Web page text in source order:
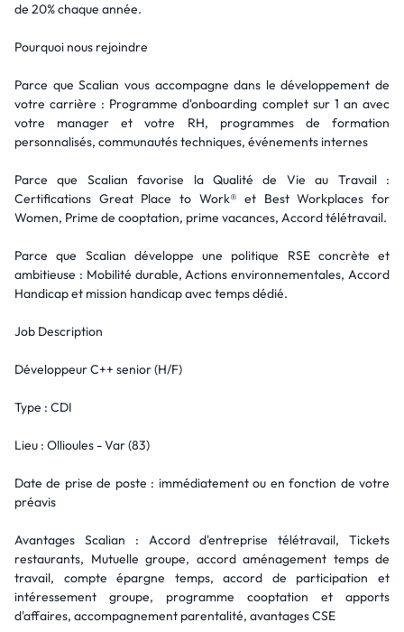
de 20% chaque année.
Pourquoi nous rejoindre
Parce que Scalian vous accompagne dans le développement de
votre carrière : Programme d'onboarding complet sur 1 an avec
votre manager et votre RH, programmes de formation
personnalisés, communautés techniques, événements internes
Parce que Scalian favorise la Qualité de Vie au Travail :
Certifications Great Place to Work® et Best Workplaces for
Women, Prime de cooptation, prime vacances, Accord télétravail.
Parce que Scalian développe une politique RSE concrète et
ambitieuse : Mobilité durable, Actions environnementales, Accord
Handicap et mission handicap avec temps dédié.
Job Description
Développeur C++ senior (H/F)
Type : CDI
Lieu : Ollioules - Var (83)
Date de prise de poste : immédiatement ou en fonction de votre
préavis
Avantages Scalian : Accord d'entreprise télétravail, Tickets
restaurants, Mutuelle groupe, accord aménagement temps de
travail, compte épargne temps, accord de participation et
intéressement groupe, programme cooptation et apports
d'affaires, accompagnement parentalité, avantages CSE